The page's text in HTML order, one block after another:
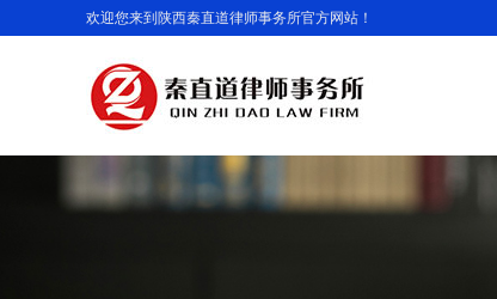
欢迎您来到陕西秦直道律师事务所官方网站！